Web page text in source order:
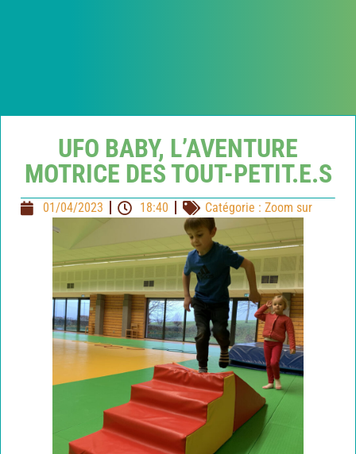
UFO BABY, L’AVENTURE
MOTRICE DES TOUT-PETIT.E.S
01/04/2023 18:40 Catégorie : Zoom sur